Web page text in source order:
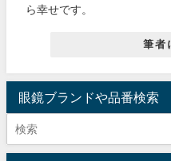
ら幸せです。
筆者
眼鏡ブランドや品番検索